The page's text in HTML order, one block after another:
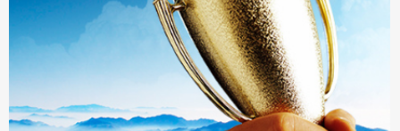
荣誉资质